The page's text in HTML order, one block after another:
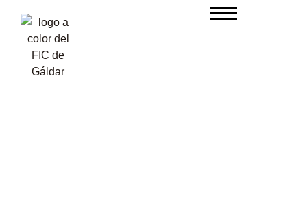
contenido